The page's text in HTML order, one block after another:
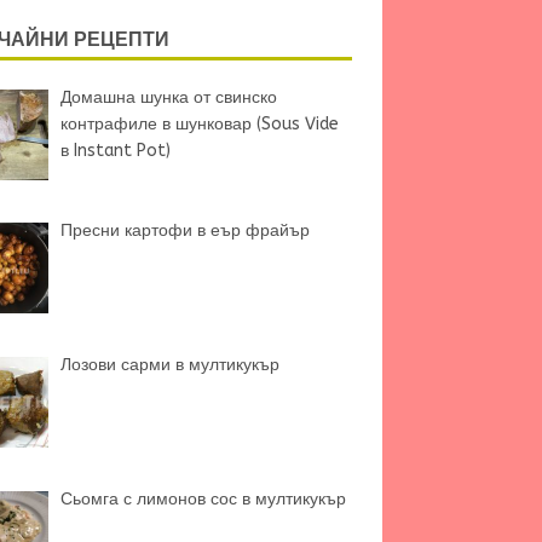
РЕЦЕПТИ
Домашна шунка от свинско
контрафиле в шунковар (Sous Vide
в Instant Pot)
Пресни картофи в еър фрайър
Лозови сарми в мултикукър
Сьомга с лимонов сос в мултикукър